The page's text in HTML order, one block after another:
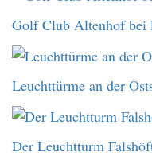
Golf Club Altenhof bei
Leuchttürme an der
Der Leuchtturm